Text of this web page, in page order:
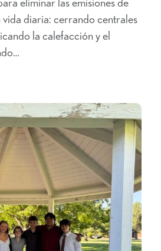
diaria: cerrando centrales
la calefacción y el